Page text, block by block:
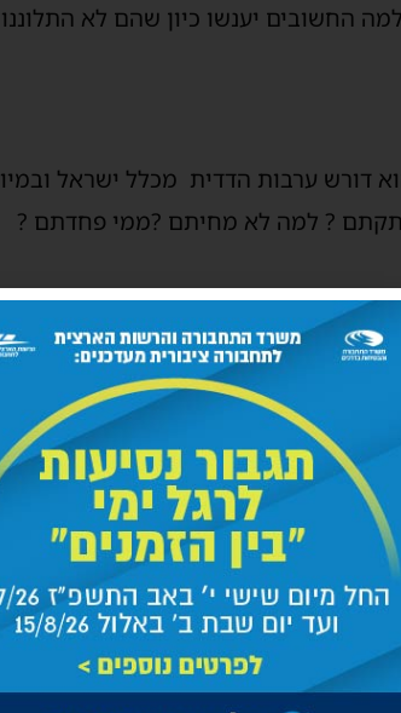
למה החשובים יענשו כיון שהם לא
דורש ערבות הדדית מכלל ישראל
? למה לא מחיתם ?ממי פחדתם ?
לא היו ניזוקים כלל על ידי
כה גדול יותר ממבצעי הפשע
וחירפו מערכות מעלה בדברים בטלים
שכל אחד ובמיוחד מאדם שיש לו השפעה
בעצמו. ועל הרשעים עצמם הטענה
דבר טוב וכיסוי הטוב שבכל יום ובכל